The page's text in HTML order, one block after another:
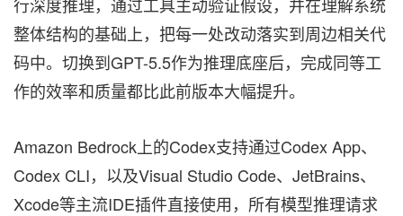
整体结构的基础上，把每一处改动落实到周边相关代
码中。切换到GPT-5.5作为推理底座后，完成同等工
作的效率和质量都比此前版本大幅提升。
Amazon Bedrock上的Codex支持通过Codex App、
Codex CLI，以及Visual Studio Code、JetBrains、
Xcode等主流IDE插件直接使用，所有模型推理请求